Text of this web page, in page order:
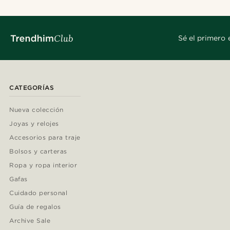
Sé el primero
CATEGORÍAS
Nueva colección
Joyas y relojes
Accesorios para traje
Bolsos y carteras
Ropa y ropa interior
Gafas
Cuidado personal
Guía de regalos
Archive Sale